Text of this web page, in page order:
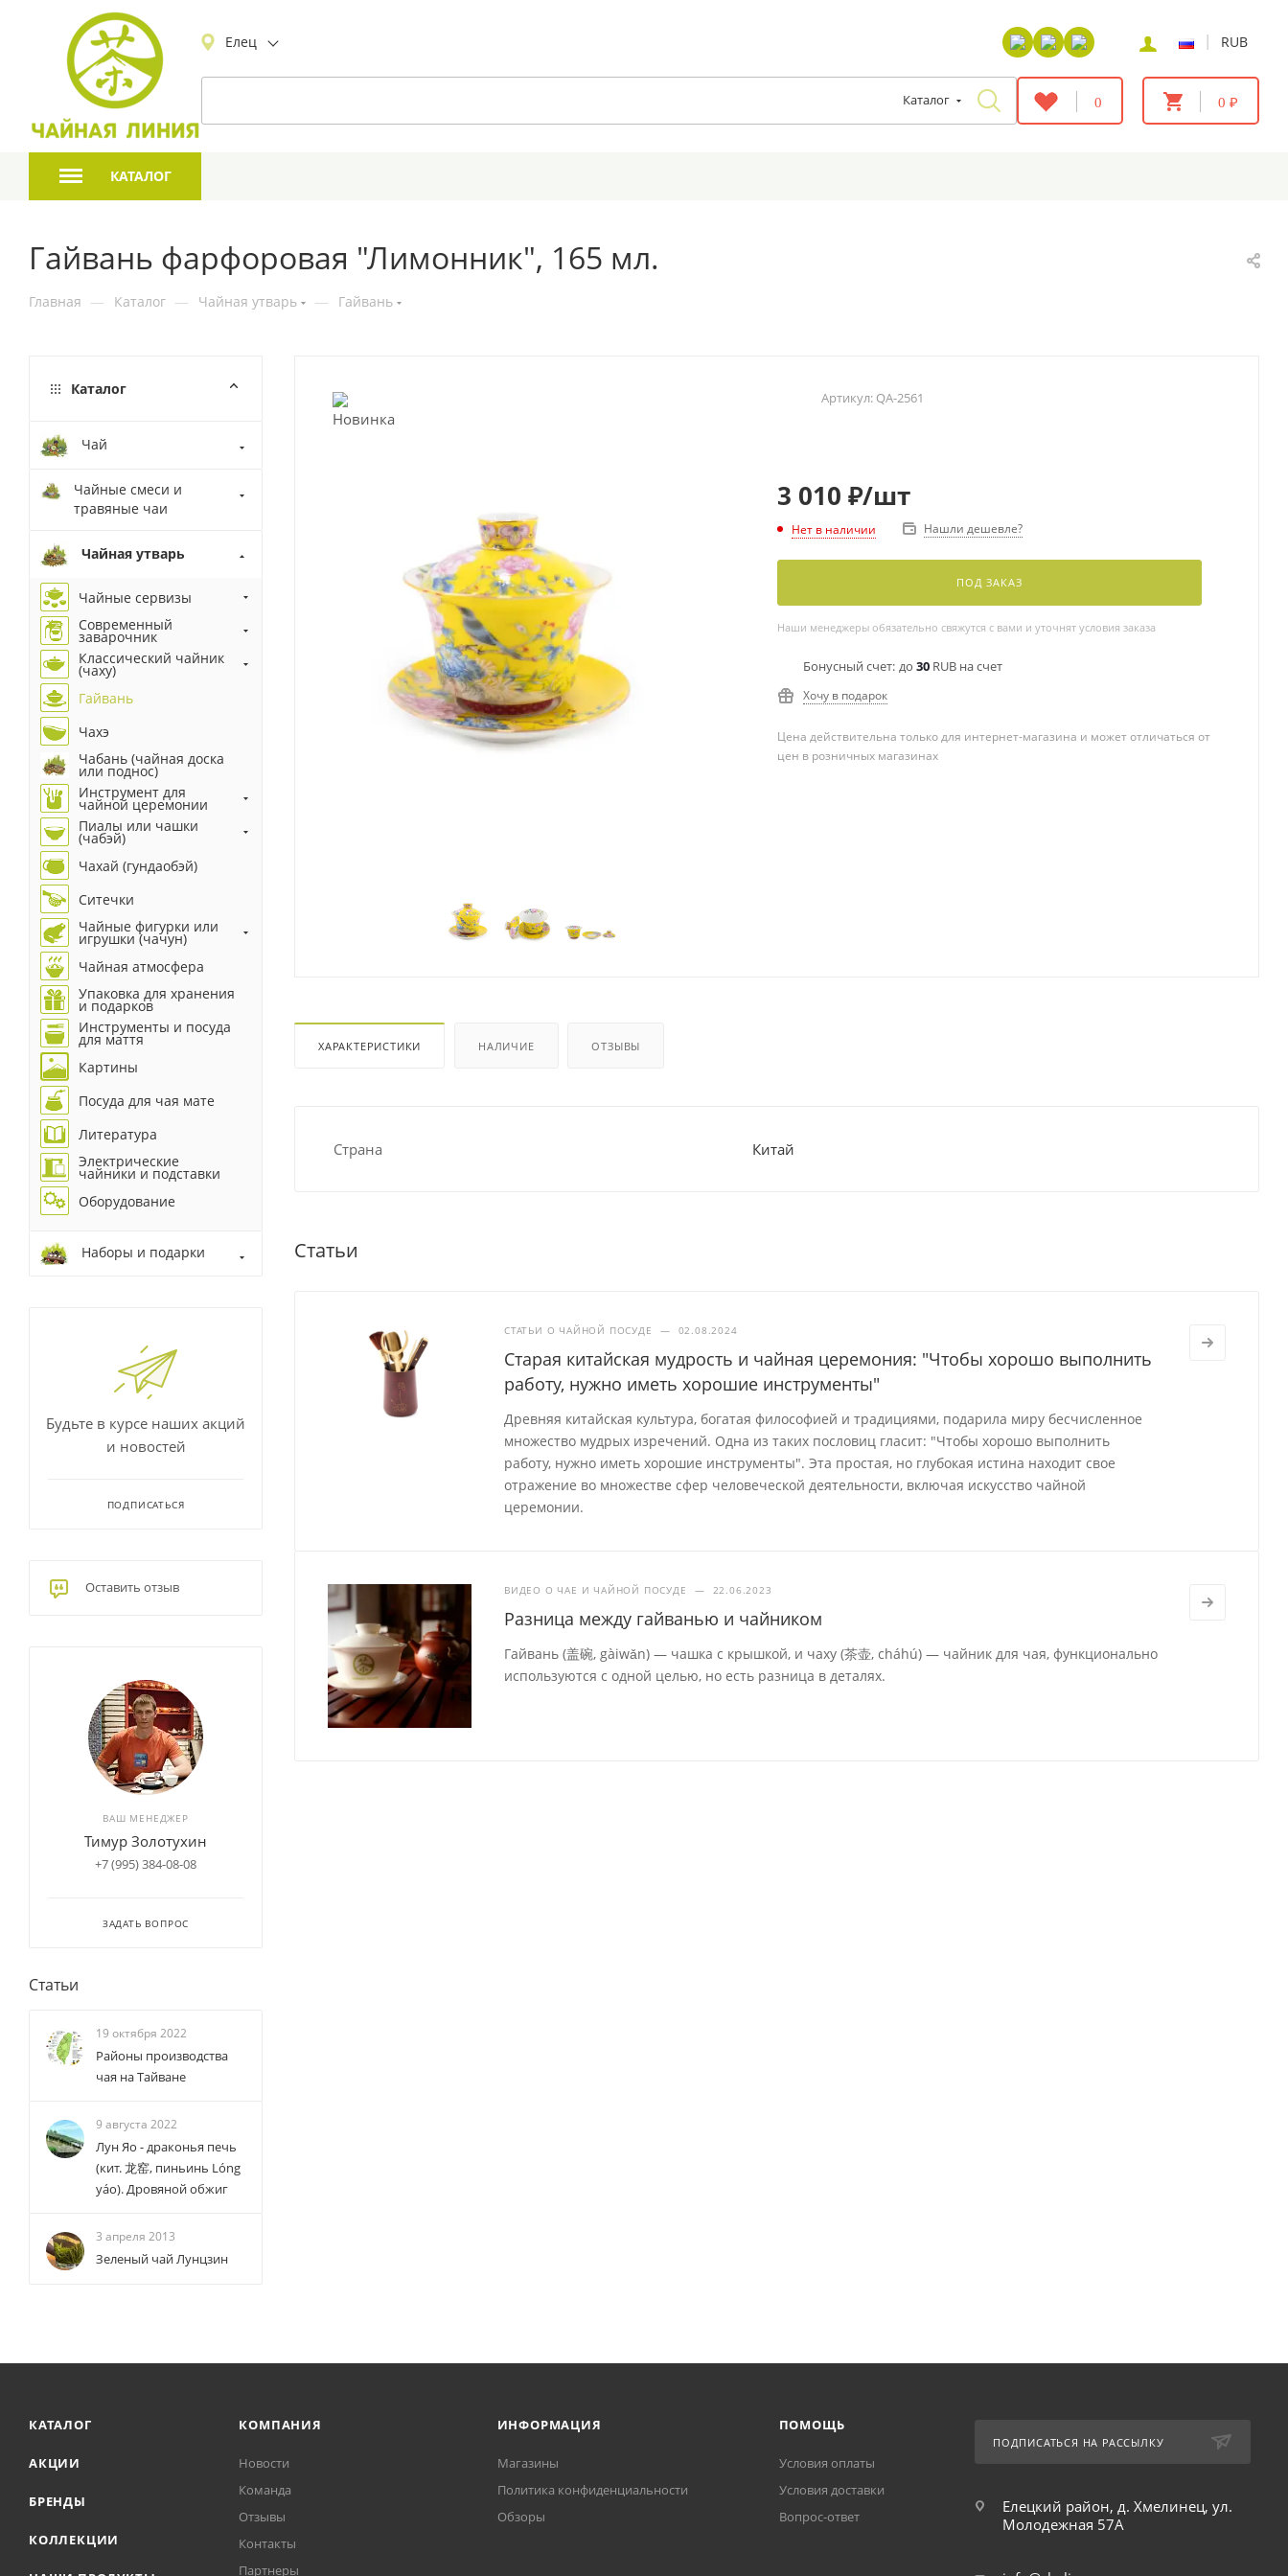
Елец | RUB
Каталог 0 0 ₽
КАТАЛОГ
Гайвань фарфоровая "Лимонник", 165 мл.
Главная — Каталог — Чайная утварь — Гайвань
Артикул: QA-2561
3 010 ₽/шт
Нет в наличии Нашли дешевле?
ПОД ЗАКАЗ
Наши менеджеры обязательно свяжутся с вами и уточнят условия заказа
Бонусный счет: до 30RUB на счет
Хочу в подарок
Цена действительна только для интернет-магазина и может отличаться от
цен в розничных магазинах
ХАРАКТЕРИСТИКИ НАЛИЧИЕ ОТЗЫВЫ
Страна Китай
Статьи
СТАТЬИ О ЧАЙНОЙ ПОСУДЕ — 02.08.2024
Старая китайская мудрость и чайная церемония: "Чтобы хорошо выполнить
работу, нужно иметь хорошие инструменты"
Древняя китайская культура, богатая философией и традициями, подарила миру бесчисленное
множество мудрых изречений. Одна из таких пословиц гласит: "Чтобы хорошо выполнить
работу, нужно иметь хорошие инструменты". Эта простая, но глубокая истина находит свое
отражение во множестве сфер человеческой деятельности, включая искусство чайной
церемонии.
ВИДЕО О ЧАЕ И ЧАЙНОЙ ПОСУДЕ — 22.06.2023
Разница между гайванью и чайником
Гайвань (盖碗, gàiwǎn) — чашка с крышкой, и чаху (茶壶, cháhú) — чайник для чая, функционально
используются с одной целью, но есть разница в деталях.
Каталог
Чай
Чайные смеси и
травяные чаи
Чайная утварь
Чайные сервизы
Современный
заварочник
Классический чайник
(чаху)
Гайвань
Чахэ
Чабань (чайная доска
или поднос)
Инструмент для
чайной церемонии
Пиалы или чашки
(чабэй)
Чахай (гундаобэй)
Ситечки
Чайные фигурки или
игрушки (чачун)
Чайная атмосфера
Упаковка для хранения
и подарков
Инструменты и посуда
для маття
Картины
Посуда для чая мате
Литература
Электрические
чайники и подставки
Оборудование
Наборы и подарки
Будьте в курсе наших акций
и новостей
ПОДПИСАТЬСЯ
Оставить отзыв
ВАШ МЕНЕДЖЕР
Тимур Золотухин
+7 (995) 384-08-08
ЗАДАТЬ ВОПРОС
Статьи
19 октября 2022
Районы производства
чая на Тайване
9 августа 2022
Лун Яо - драконья печь
(кит. 龙窑, пиньинь Lóng
yáo). Дровяной обжиг
3 апреля 2013
Зеленый чай Лунцзин
КАТАЛОГ
АКЦИИ
БРЕНДЫ
КОЛЛЕКЦИИ
КОМПАНИЯ
Новости
Команда
Отзывы
Контакты
Партнеры
ИНФОРМАЦИЯ
Магазины
Политика конфиденциальности
Обзоры
ПОМОЩЬ
Условия оплаты
Условия доставки
Вопрос-ответ
ПОДПИСАТЬСЯ НА РАССЫЛКУ
Елецкий район, д. Хмелинец, ул.
Молодежная 57А